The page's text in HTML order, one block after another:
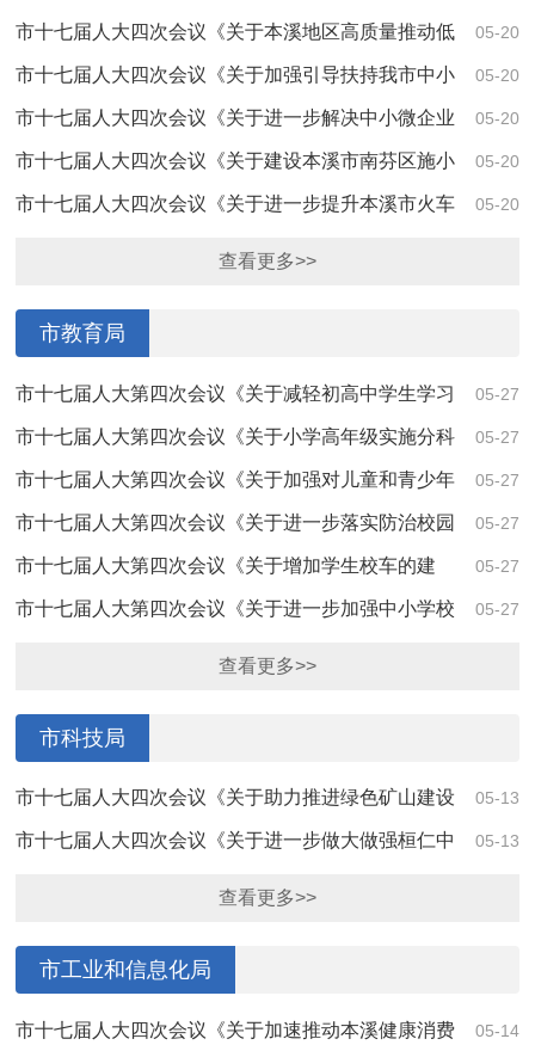
地经济的建议》（第4211号）答复 05-20
市十七届人大四次会议《关于本溪地区高质量推动低
空经济发展的建议》（第4171号）答复 05-20
市十七届人大四次会议《关于加强引导扶持我市中小
微企业发展的建议》（第4132号）答复 05-20
市十七届人大四次会议《关于进一步解决中小微企业
发展中遇到的融资难融资贵问题的建议》(第41... 05-20
市十七届人大四次会议《关于建设本溪市南芬区施小
线八道沟至小高岭段工程的建议》（第4129号... 05-20
市十七届人大四次会议《关于进一步提升本溪市火车
查看更多>>
市教育局
05-27
市十七届人大第四次会议《关于减轻初高中学生学习
负担的建议的提案》（第4169号）答复 05-27
市十七届人大第四次会议《关于小学高年级实施分科
教学的建议》（第4111号）答复 05-27
市十七届人大第四次会议《关于加强对儿童和青少年
心理健康干预的建议》（第4108号）答复 05-27
市十七届人大第四次会议《关于进一步落实防治校园
欺凌工作的建议》（第4097号）答复 05-27
市十七届人大第四次会议《关于增加学生校车的建
议》（第4074号）答复 05-27
市十七届人大第四次会议《关于进一步加强中小学校
查看更多>>
市科技局
05-13
市十七届人大四次会议《关于助力推进绿色矿山建设
的建议》（第4116号）答复 05-13
市十七届人大四次会议《关于进一步做大做强桓仁中
查看更多>>
市工业和信息化局
05-14
市十七届人大四次会议《关于加速推动本溪健康消费